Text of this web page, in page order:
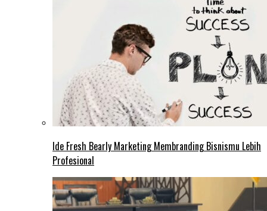
Ide Fresh Bearly Marketing Membranding Bisnismu Lebih
Profesional